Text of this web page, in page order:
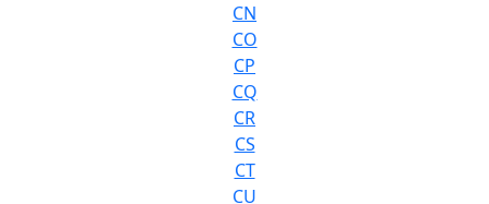
CN
CO
CP
CQ
CR
CS
CT
CU